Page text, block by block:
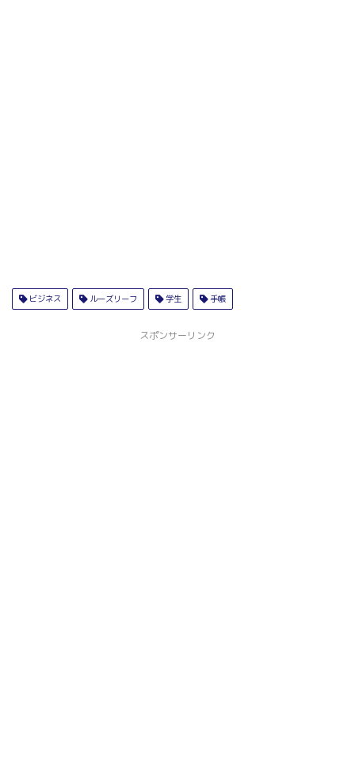
ビジネス ルーズリーフ 学生 手帳
スポンサーリンク